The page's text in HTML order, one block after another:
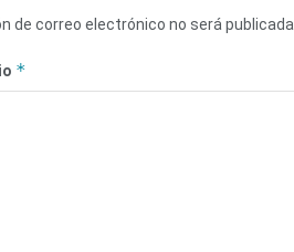
de correo electrónico no será publicada.
*